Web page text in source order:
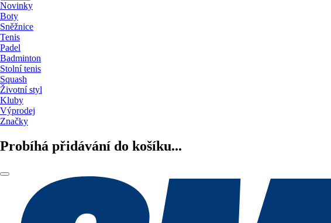
Novinky
Boty
Sněžnice
Tenis
Padel
Badminton
Stolní tenis
Squash
Životní styl
Kluby
Výprodej
Značky
Probíhá přidávání do košíku...